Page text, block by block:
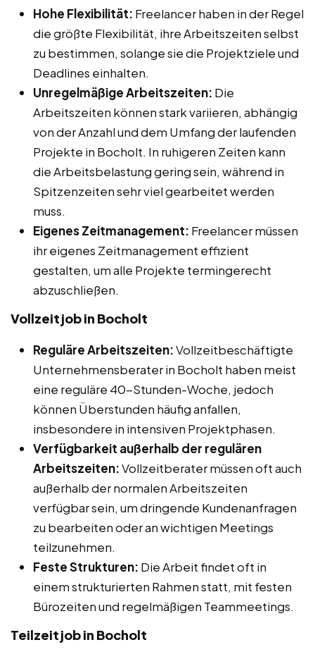
Hohe Flexibilität: Freelancer haben in der Regel
die größte Flexibilität, ihre Arbeitszeiten selbst
zu bestimmen, solange sie die Projektziele und
Deadlines einhalten.
Unregelmäßige Arbeitszeiten: Die
Arbeitszeiten können stark variieren, abhängig
von der Anzahl und dem Umfang der laufenden
Projekte in Bocholt. In ruhigeren Zeiten kann
die Arbeitsbelastung gering sein, während in
Spitzenzeiten sehr viel gearbeitet werden
muss.
Eigenes Zeitmanagement: Freelancer müssen
ihr eigenes Zeitmanagement effizient
gestalten, um alle Projekte termingerecht
abzuschließen.
Vollzeitjob in Bocholt
Reguläre Arbeitszeiten:Vollzeitbeschäftigte
Unternehmensberater in Bocholt haben meist
eine reguläre 40-Stunden-Woche, jedoch
können Überstunden häufig anfallen,
insbesondere in intensiven Projektphasen.
Verfügbarkeit außerhalb der regulären
Arbeitszeiten:Vollzeitberater müssen oft auch
außerhalb der normalen Arbeitszeiten
verfügbar sein, um dringende Kundenanfragen
zu bearbeiten oder an wichtigen Meetings
teilzunehmen.
Feste Strukturen: Die Arbeit findet oft in
einem strukturierten Rahmen statt, mit festen
Bürozeiten und regelmäßigen Teammeetings.
Teilzeitjob in Bocholt